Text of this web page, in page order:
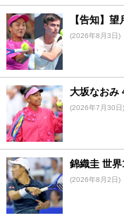
【告知】
(2026年8月3日)
大坂なおみ
(2026年7月30日)
錦織圭 世
(2026年8月2日)